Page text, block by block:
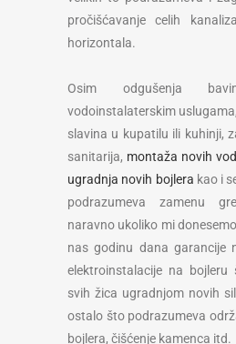
pročišćavanje celih
horizontala.
Osim odgušenja
vodoinstalaterskim uslugama,
slavina u kupatilu ili kuhinji,
sanitarija, montaža novih
ugradnja novih bojlera kao i
podrazumeva zamenu
naravno ukoliko mi
nas godinu dana garancije
elektroinstalacije na bojleru
svih žica ugradnjom novih
ostalo što podrazumeva
bojlera, čišćenje kamenca itd.